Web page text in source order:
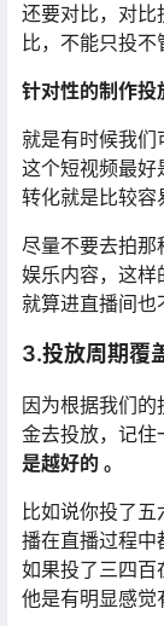
还要对比，对比
比，不能只投不
针对性的制作投
就是有时候我们
这个短视频最好
转化就是比较容
尽量不要去拍那
娱乐内容，这样
就算进直播间也
3.投放周期覆
因为根据我们
金去投放，记住
是越好的 。
比如说你投了
播在直播过程中
如果投了三四百
他是有明显感觉